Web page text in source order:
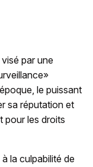
par une
le puissant
sa réputation et
pour les droits
la culpabilité de